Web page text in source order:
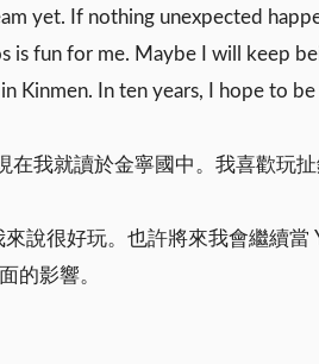
yet. If nothing unexpected
is fun for me. Maybe I will keep
Kinmen. In ten years, I hope to
在我就讀於金寧國中。我喜歡玩
說很好玩。也許將來我會繼續
的影響。